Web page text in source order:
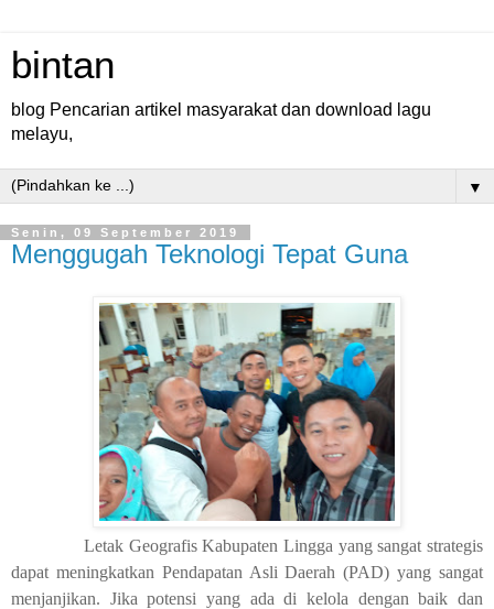
bintan
blog Pencarian artikel masyarakat dan download lagu
melayu,
▼
Senin, 09 September 2019
Menggugah Teknologi Tepat Guna
Letak Geografis Kabupaten Lingga yang sangat strategis
dapat meningkatkan Pendapatan Asli Daerah (PAD) yang sangat
menjanjikan. Jika potensi yang ada di kelola dengan baik dan